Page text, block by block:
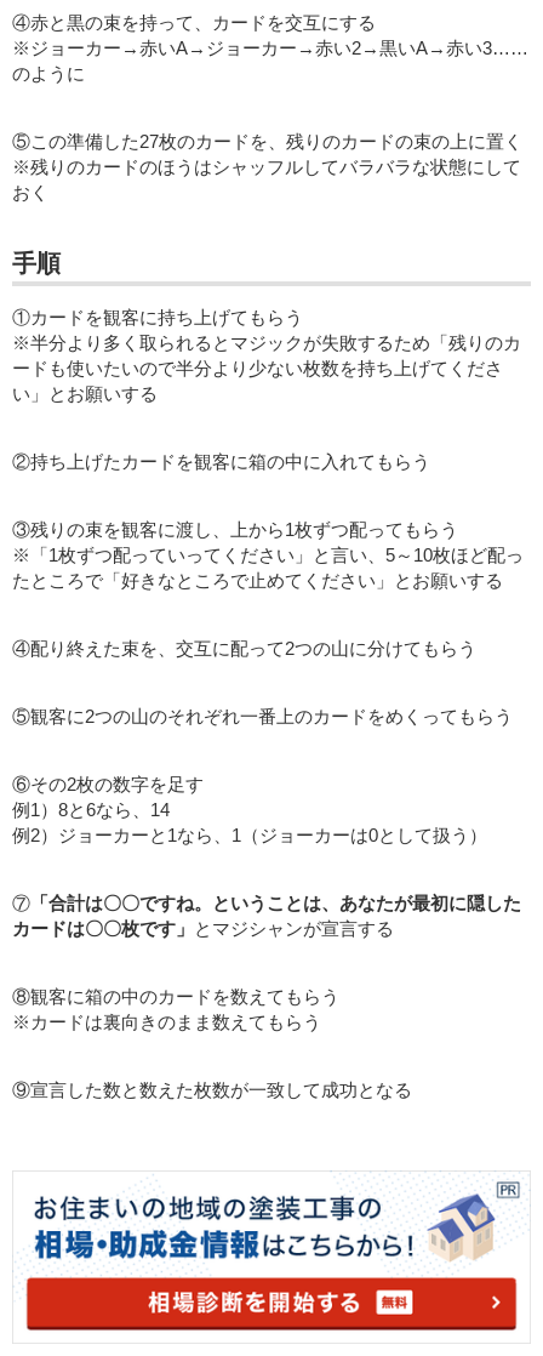
④赤と黒の束を持って、カードを交互にする
※ジョーカー→赤いA→ジョーカー→赤い2→黒いA→赤い3……
のように
⑤この準備した27枚のカードを、残りのカードの束の上に置く
※残りのカードのほうはシャッフルしてバラバラな状態にして
おく
手順
①カードを観客に持ち上げてもらう
※半分より多く取られるとマジックが失敗するため「残りのカ
ードも使いたいので半分より少ない枚数を持ち上げてくださ
い」とお願いする
②持ち上げたカードを観客に箱の中に入れてもらう
③残りの束を観客に渡し、上から1枚ずつ配ってもらう
※「1枚ずつ配っていってください」と言い、5～10枚ほど配っ
たところで「好きなところで止めてください」とお願いする
④配り終えた束を、交互に配って2つの山に分けてもらう
⑤観客に2つの山のそれぞれ一番上のカードをめくってもらう
⑥その2枚の数字を足す
例1）8と6なら、14
例2）ジョーカーと1なら、1（ジョーカーは0として扱う）
⑦ 「合計は〇〇ですね。ということは、あなたが最初に隠した
カードは〇〇枚です」 とマジシャンが宣言する
⑧観客に箱の中のカードを数えてもらう
※カードは裏向きのまま数えてもらう
⑨宣言した数と数えた枚数が一致して成功となる